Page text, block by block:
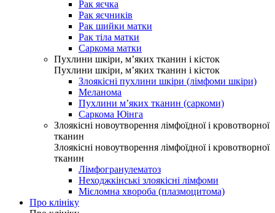
Рак яєчка
Рак яєчників
Рак шийки матки
Рак тіла матки
Саркома матки
Пухлини шкіри, м’яких тканин і кісток
Пухлини шкіри, м’яких тканин і кісток
Злоякісні пухлини шкіри (лімфоми шкіри)
Меланома
Пухлини м’яких тканин (саркоми)
Саркома Юінга
Злоякісні новоутворення лімфоїдної і кровотворної
тканин
Злоякісні новоутворення лімфоїдної і кровотворної
тканин
Лімфогранулематоз
Неходжкінські злоякісні лімфоми
Мієломна хвороба (плазмоцитома)
Про клініку